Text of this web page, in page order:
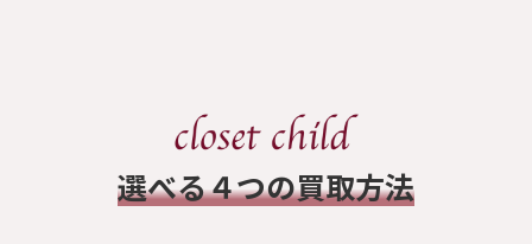
​選べる４つの買取方法